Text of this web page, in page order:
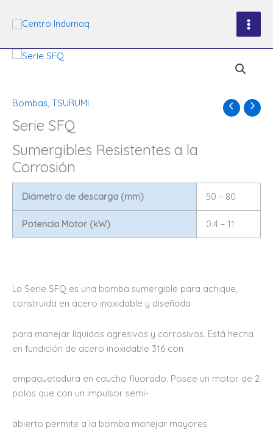
Bombas, TSURUMI
Serie SFQ
Sumergibles Resistentes a la
Corrosión
Diámetro de descarga (mm) 50 – 80
Potencia Motor (kW) 0.4 – 11
La Serie SFQ es una bomba sumergible para achique,
construida en acero inoxidable y diseñada
para manejar líquidos agresivos y corrosivos. Está hecha
en fundición de acero inoxidable 316 con
empaquetadura en caucho fluorado. Posee un motor de 2
polos que con un impulsor semi-
abierto permite a la bomba manejar mayores